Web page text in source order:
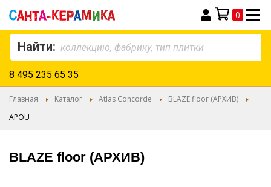
Моя корзина
0
Найти:
8 495 235 65 35
Главная Каталог Atlas Concorde
BLAZE floor (АРХИВ)
APOU
BLAZE floor (АРХИВ)